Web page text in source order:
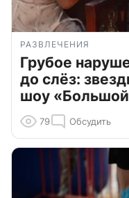
РАЗВЛЕЧЕНИЯ
Грубое
до слёз:
шоу
79 Обсудить